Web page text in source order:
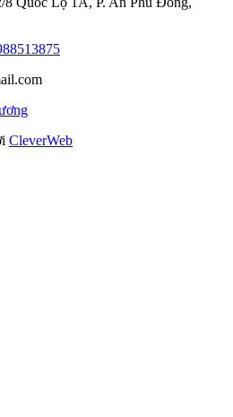
CleverWeb